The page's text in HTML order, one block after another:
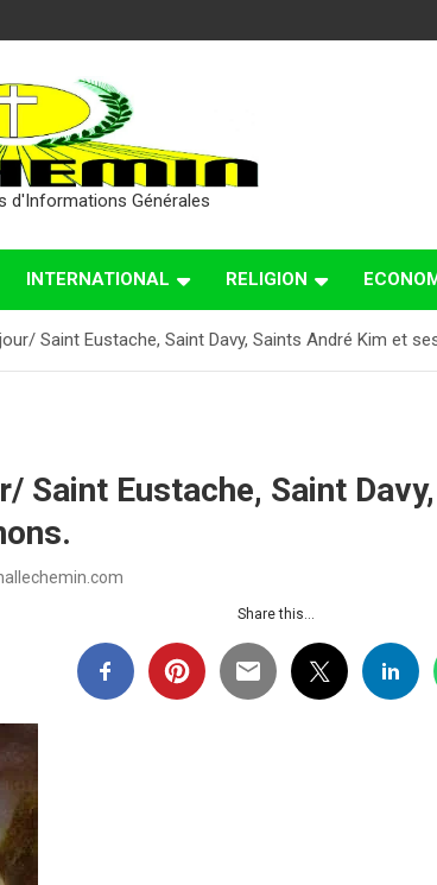
d'Informations Générales
INTERNATIONAL RELIGION
Saint Eustache, Saint Davy, Saints André Kim et
Saint Eustache, Saint
Share this...